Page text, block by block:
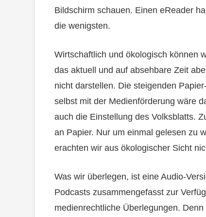
Bildschirm schauen. Einen eReader
die wenigsten.
Wirtschaftlich und ökologisch können
das aktuell und auf absehbare Zeit
nicht darstellen. Die steigenden
selbst mit der Medienförderung wäre
auch die Einstellung des Volksblatts.
an Papier. Nur um einmal gelesen zu
erachten wir aus ökologischer Sicht
Was wir überlegen, ist eine Audio-
Podcasts zusammengefasst zur
medienrechtliche Überlegungen.